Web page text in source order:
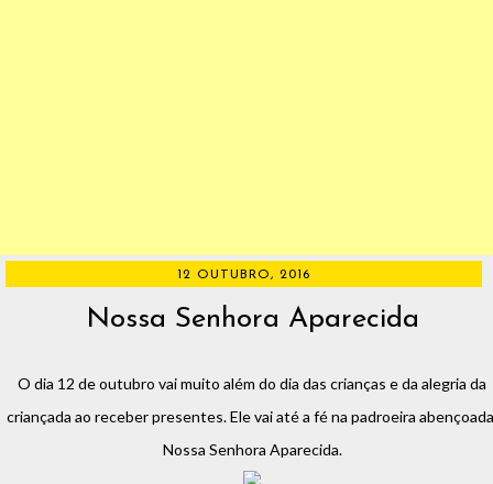
12 OUTUBRO, 2016
Nossa Senhora Aparecida
O dia 12 de outubro vai muito além do dia das crianças e da alegria da
criançada ao receber presentes. Ele vai até a fé na padroeira
Nossa Senhora Aparecida.